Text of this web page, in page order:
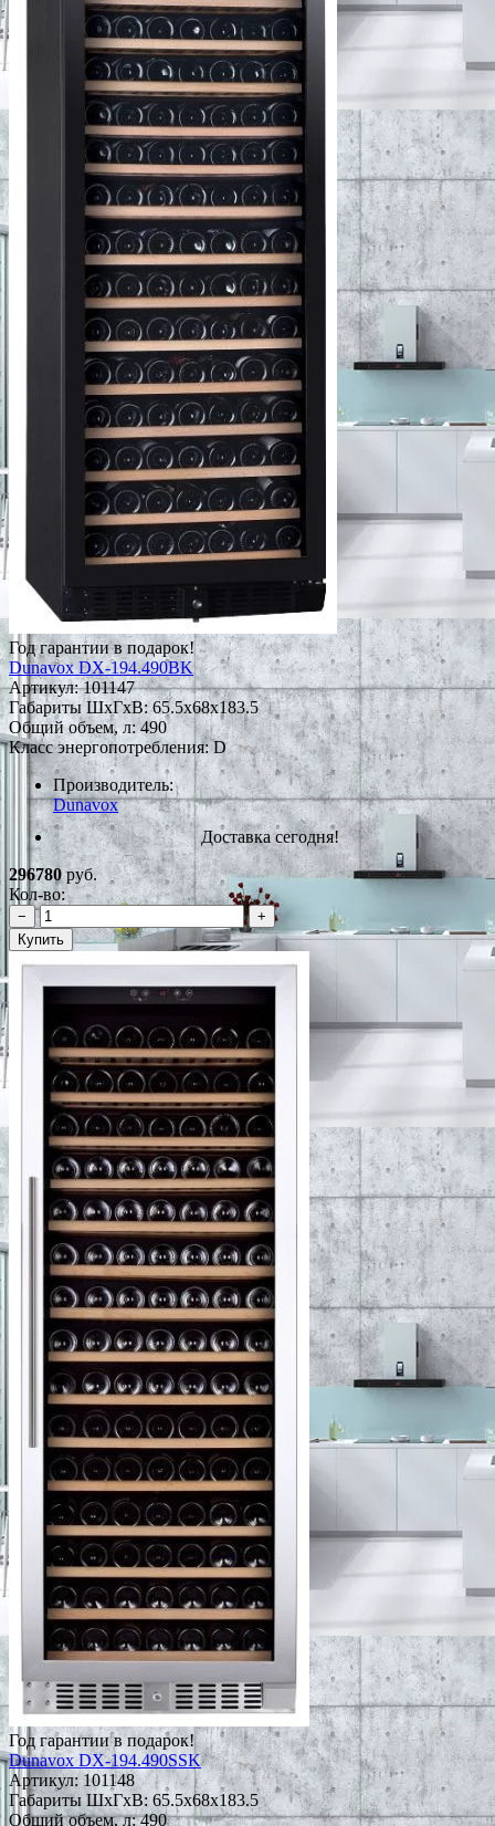
Год гарантии в подарок!
Dunavox DX-194.490BK
Артикул:101147
Габариты ШxГxВ: 65.5x68x183.5
Общий объем, л: 490
Класс энергопотребления: D
Производитель:
Dunavox
Доставка сегодня!
296780руб.
Кол-во:
−
+
Купить
Год гарантии в подарок!
Dunavox DX-194.490SSK
Артикул:101148
Габариты ШxГxВ: 65.5x68x183.5
Общий объем, л: 490